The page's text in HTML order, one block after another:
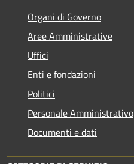
Organi di Governo
Aree Amministrative
Uffici
Enti e fondazioni
Politici
Personale Amministrativo
Documenti e dati